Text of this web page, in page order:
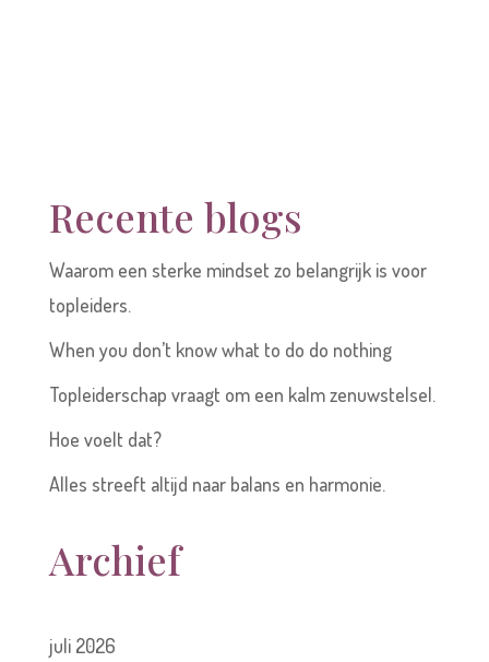
Recente blogs
Waarom een sterke mindset zo belangrijk is voor
topleiders.
When you don’t know what to do do nothing
Topleiderschap vraagt om een kalm zenuwstelsel.
Hoe voelt dat?
Alles streeft altijd naar balans en harmonie.
Archief
juli 2026